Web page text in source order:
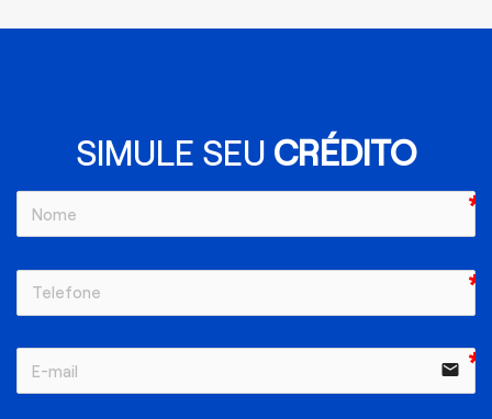
SIMULE SEU CRÉDITO
email